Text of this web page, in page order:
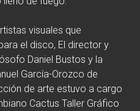
visuales que
el disco, El director y
Daniel Bustos y la
García-Orozco de
de arte estuvo a cargo
Cactus Taller Gráfico